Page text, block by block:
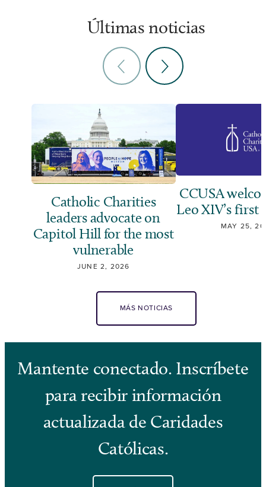
Últimas noticias
Catholic Charities
leaders advocate on
Capitol Hill for the most
vulnerable
JUNE 2, 2026
CCUSA
Leo XIV’s first
MAY 25,
MÁS NOTICIAS
Mantente conectado. Inscríbete
para recibir información
actualizada de Caridades
Católicas.